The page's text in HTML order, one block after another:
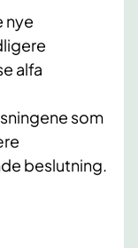
nye
alfa
som
beslutning.